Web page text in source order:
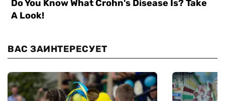
ВАС ЗАИНТЕРЕСУЕТ